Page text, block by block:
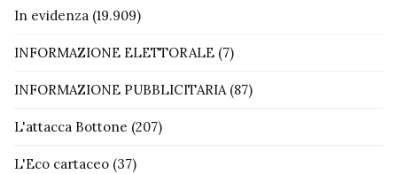
In evidenza (19.909)
INFORMAZIONE ELETTORALE (7)
INFORMAZIONE PUBBLICITARIA(87)
L'attacca Bottone (207)
L'Eco cartaceo (37)